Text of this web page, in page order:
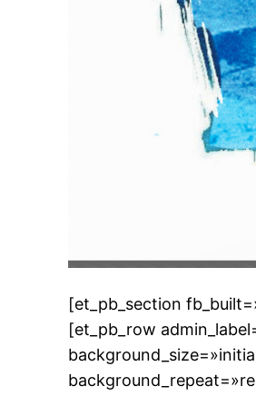
[et_pb_section
[et_pb_row